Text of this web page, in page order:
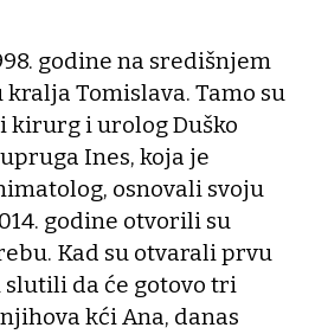
godine na središnjem
Tomislava. Tamo su
kirurg i urolog Duško
Ines, koja je
osnovali svoju
godine otvorili su
Kad su otvarali prvu
da će gotovo tri
kći Ana, danas